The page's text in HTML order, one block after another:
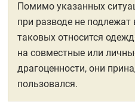
Помимо указанных
при разводе не
таковых относится
на совместные или
драгоценности, они
пользовался.